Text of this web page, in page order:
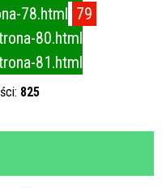
78.html 79
80.html
81.html
825